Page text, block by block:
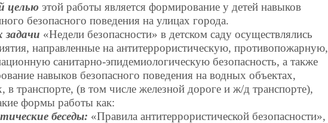
целью этой работы является формирование у детей навыков
безопасного поведения на улицах города.
задачи «Недели безопасности» в детском саду осуществлялись
направленные на антитеррористическую, противопожарную,
санитарно-эпидемиологическую безопасность, а также
навыков безопасного поведения на водных объектах,
в транспорте, (в том числе железной дороге и ж/д транспорте),
формы работы как:
беседы: «Правила антитеррористической безопасности»,